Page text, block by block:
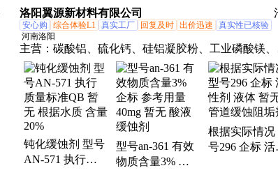
洛阳翼源新材料有限公司
安心购 综合体验L1 真实工厂 回复及时 出价迅速
真实性已核验
河南洛阳
主营： 碳酸铝、硫化钙、硅铝凝胶粉、工业磷酸镁、
点提高剂、表面活性剂、耐火材料、水处理原材料
钝化缓蚀剂 型号
AN-571 执行质
型号an-361 有效
物质含量3% 企
根据实际情况
号296 企标 活